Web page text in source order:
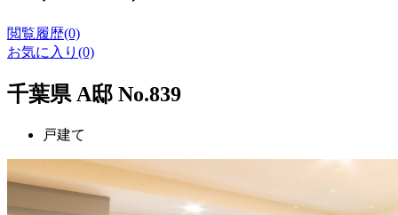
閲覧履歴(0)
お気に入り(0)
千葉県 A邸 No.839
戸建て